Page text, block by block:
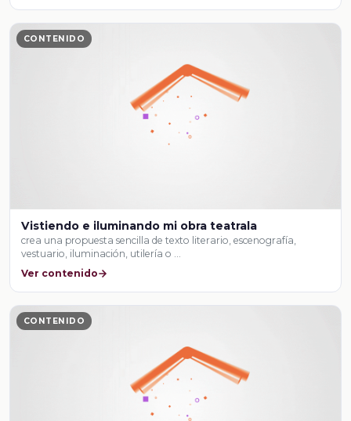
CONTENIDO
Vistiendo e iluminando mi obra teatrala
crea una propuesta sencilla de texto literario, escenografía,
vestuario, iluminación, utilería o …
Ver contenido
CONTENIDO